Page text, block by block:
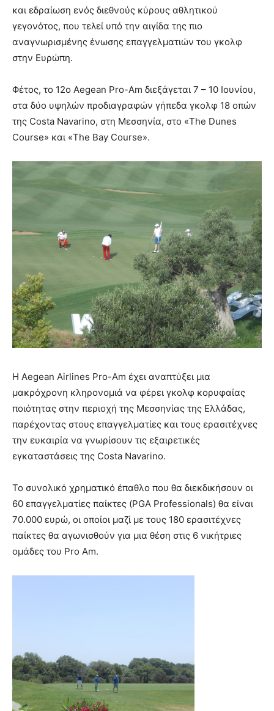
και εδραίωση ενός διεθνούς κύρους αθλητικού
γεγονότος, που τελεί υπό την αιγίδα της πιο
αναγνωρισμένης ένωσης επαγγελματιών του γκολφ
στην Ευρώπη.
Φέτος, το 12ο Aegean Pro-Am διεξάγεται 7 – 10 Ιουνίου,
στα δύο υψηλών προδιαγραφών γήπεδα γκολφ 18 οπών
της Costa Navarino, στη Μεσσηνία, στο «The Dunes
Course» και «The Bay Course».
Η Aegean Airlines Pro-Am έχει αναπτύξει μια
μακρόχρονη κληρονομιά να φέρει γκολφ κορυφαίας
ποιότητας στην περιοχή της Μεσσηνίας της Ελλάδας,
παρέχοντας στους επαγγελματίες και τους ερασιτέχνες
την ευκαιρία να γνωρίσουν τις εξαιρετικές
εγκαταστάσεις της Costa Navarino.
Το συνολικό χρηµατικό έπαθλο που θα διεκδικήσουν οι
60 επαγγελματίες παίκτες (PGA Professionals) θα είναι
70.000 ευρώ, οι οποίοι μαζί με τους 180 ερασιτέχνες
παίκτες θα αγωνισθούν για μια θέση στις 6 νικήτριες
ομάδες του Pro Am.